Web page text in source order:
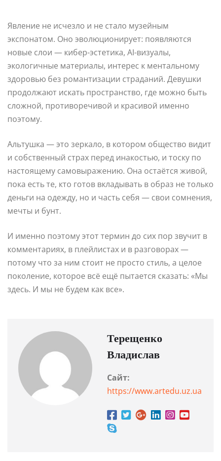
Явление не исчезло и не стало музейным
экспонатом. Оно эволюционирует: появляются
новые слои — кибер-эстетика, AI-визуалы,
экологичные материалы, интерес к ментальному
здоровью без романтизации страданий. Девушки
продолжают искать пространство, где можно быть
сложной, противоречивой и красивой именно
поэтому.
Альтушка — это зеркало, в котором общество видит
и собственный страх перед инакостью, и тоску по
настоящему самовыражению. Она остаётся живой,
пока есть те, кто готов вкладывать в образ не только
деньги на одежду, но и часть себя — свои сомнения,
мечты и бунт.
И именно поэтому этот термин до сих пор звучит в
комментариях, в плейлистах и в разговорах —
потому что за ним стоит не просто стиль, а целое
поколение, которое всё ещё пытается сказать: «Мы
здесь. И мы не будем как все».
Терещенко
Владислав
Сайт:
https://www.artedu.uz.ua